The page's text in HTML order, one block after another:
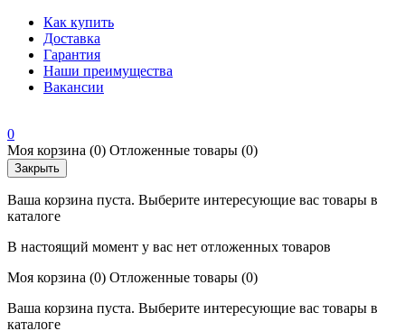
Как купить
Доставка
Гарантия
Наши преимущества
Вакансии
0
Моя корзина (0) Отложенные товары (0)
Закрыть
Ваша корзина пуста. Выберите интересующие вас товары в
каталоге
В настоящий момент у вас нет отложенных товаров
Моя корзина (0) Отложенные товары (0)
Ваша корзина пуста. Выберите интересующие вас товары в
каталоге